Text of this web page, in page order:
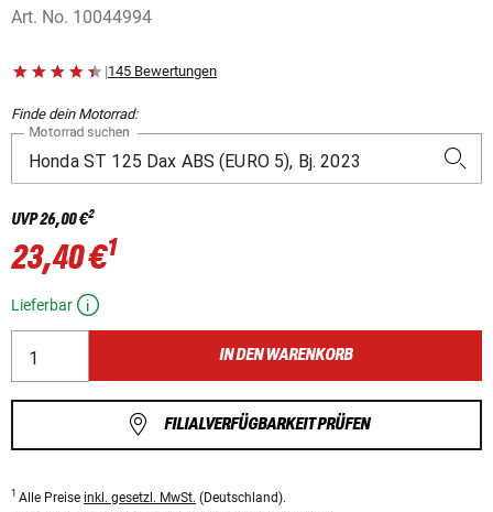
Art. No. 10044994
|145 Bewertungen
Finde dein Motorrad:
Motorrad suchen
UVP26,00 €2
23,40 €1
Lieferbar
IN DEN WARENKORB
FILIALVERFÜGBARKEIT PRÜFEN
1 Alle Preise inkl. gesetzl. MwSt. (Deutschland).